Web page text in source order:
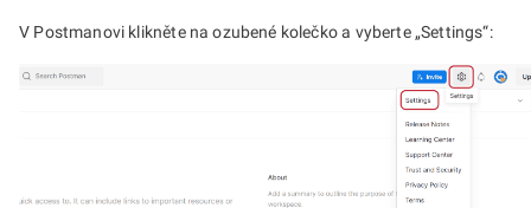
V Postmanovi klikněte na ozubené kolečko a vyberte „Settings“: